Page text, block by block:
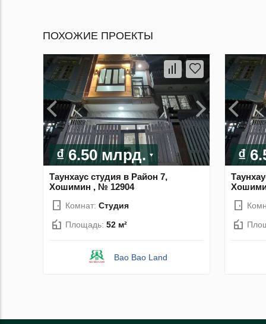
ПОХОЖИЕ ПРОЕКТЫ
₫ 6.50 млрд.
Таунхаус студия в Район 7,
Хошимин , № 12904
Комнат: Студия
Площадь: 52 м²
Bao Bao Land
₫